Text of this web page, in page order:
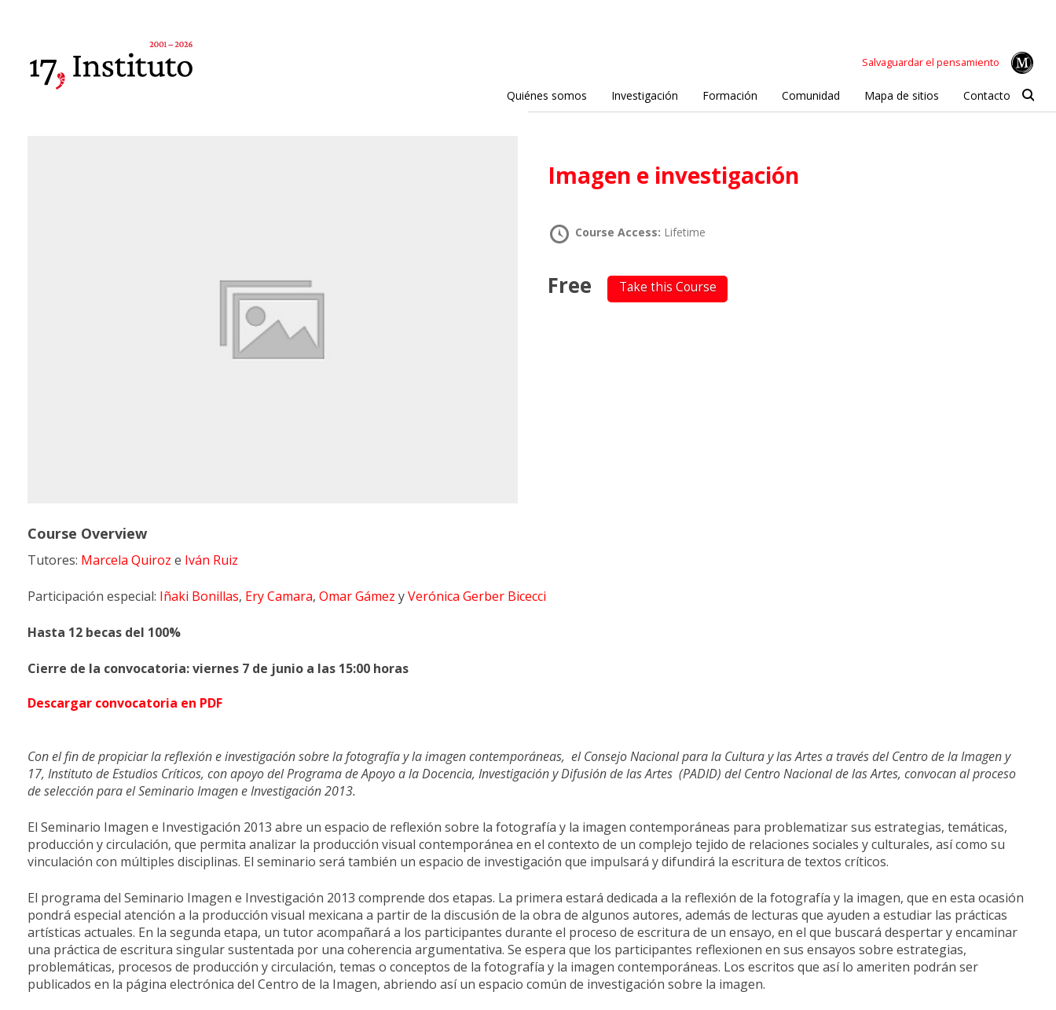
Salvaguardar el pensamiento
Quiénes somos Investigación Formación Comunidad Mapa de sitios Contacto
Imagen e investigación
Course Access: Lifetime
Free Take this Course
Course Overview
Tutores: Marcela Quiroz e Iván Ruiz
Participación especial: Iñaki Bonillas, Ery Camara, Omar Gámez yVerónica Gerber Bicecci
Hasta 12 becas del 100%
Cierre de la convocatoria:viernes 7 de junio a las 15:00 horas
Descargar convocatoria en PDF
Con el fin de propiciar la reflexión e investigación sobre la fotografía y la imagen contemporáneas, el Consejo Nacional para la Cultura y las Artes a través del Centro de la Imagen y
17, Instituto de Estudios Críticos, con apoyo del Programa de Apoyo a la Docencia, Investigación y Difusión de las Artes (PADID) del Centro Nacional de las Artes, convocan al proceso
de selección para el Seminario Imagen e Investigación 2013.
El Seminario Imagen e Investigación 2013 abre un espacio de reflexión sobre la fotografía y la imagen contemporáneas para problematizar sus estrategias, temáticas,
producción y circulación, que permita analizar la producción visual contemporánea en el contexto de un complejo tejido de relaciones sociales y culturales, así como su
vinculación con múltiples disciplinas. El seminario será también un espacio de investigación que impulsará y difundirá la escritura de textos críticos.
El programa del Seminario Imagen e Investigación 2013 comprende dos etapas. La primera estará dedicada a la reflexión de la fotografía y la imagen, que en esta ocasión
pondrá especial atención a la producción visual mexicana a partir de la discusión de la obra de algunos autores, además de lecturas que ayuden a estudiar las prácticas
artísticas actuales. En la segunda etapa, un tutor acompañará a los participantes durante el proceso de escritura de un ensayo, en el que buscará despertar y encaminar
una práctica de escritura singular sustentada por una coherencia argumentativa. Se espera que los participantes reflexionen en sus ensayos sobre estrategias,
problemáticas, procesos de producción y circulación, temas o conceptos de la fotografía y la imagen contemporáneas. Los escritos que así lo ameriten podrán ser
publicados en la página electrónica del Centro de la Imagen, abriendo así un espacio común de investigación sobre la imagen.